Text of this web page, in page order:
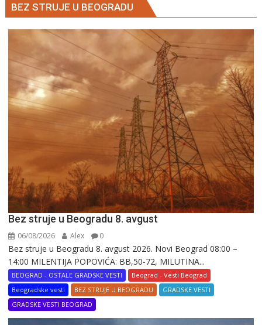
BEZ STRUJE U BEOGRADU
Bez struje u Beogradu 8. avgust
06/08/2026 Alex 0
Bez struje u Beogradu 8. avgust 2026. Novi Beograd 08:00 –
14:00 MILENTIJA POPOVIĆA: BB,50-72, MILUTINA...
BEOGRAD - OSTALE GRADSKE VESTI
Beograd - Vesti Beograd
Beogradske vesti
BEZ STRUJE U BEOGRADU
GRADSKE VESTI
GRADSKE VESTI BEOGRAD